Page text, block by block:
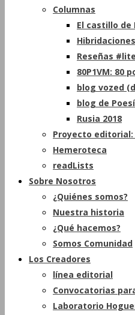
Columnas
El castillo de
Reseñas
80P1VM: 80
blog vozed
blog de
Rusia 2018
Proyecto editorial:
Hemeroteca
readLists
Sobre Nosotros
¿Quiénes somos?
Nuestra historia
¿Qué hacemos?
Somos Comunidad
Los Creadores
línea editorial
Convocatorias
Laboratorio